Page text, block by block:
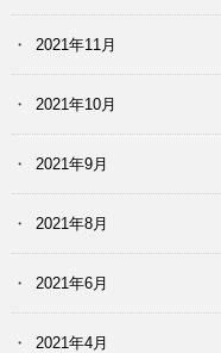
2021年11月
2021年10月
2021年9月
2021年8月
2021年6月
2021年4月